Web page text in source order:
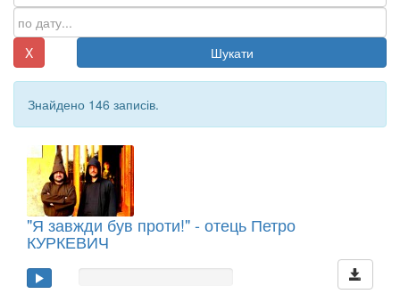
X Шукати
Знайдено 146 записів.
"Я завжди був проти!" - отець Петро
КУРКЕВИЧ